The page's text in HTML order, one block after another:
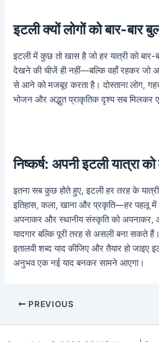
इटली क्यों लोगों को बार-बार
इटली में कुछ तो खास है जो हर यात्री को बार-
देखने की चीजें ही नहीं—बल्कि वहाँ रहकर जो
से आने को मजबूर करता है। दोस्ताना लोग,
भोजन और अद्भुत प्राकृतिक दृश्य सब मिलकर
निष्कर्ष: अपनी इटली यात्रा
इतना सब कुछ होते हुए, इटली हर तरह के
इतिहास, कला, खाना और प्रकृति—हर पहलू में
अपनाकर और स्थानीय संस्कृति को
यादगार बल्कि पूरी तरह से असली बना सकते
इतालवी शब्द याद कीजिए और तैयार हो
अनुभव एक नई याद बनकर सामने आएगा।
PREVIOUS